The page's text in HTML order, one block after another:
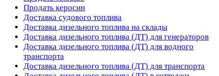
Продать керосин
Доставка судового топлива
Доставка дизельного топлива на склады
Доставка дизельного топлива (ДТ) для генераторов
Доставка дизельного топлива (ДТ) для водного
транспорта
Доставка дизельного топлива (ДТ) для транспорта